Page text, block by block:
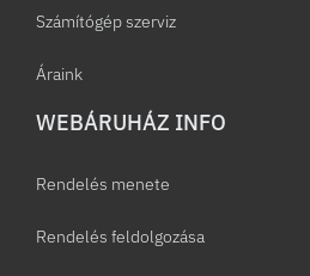
Számítógép szerviz
Áraink
WEBÁRUHÁZ INFO
Rendelés menete
Rendelés feldolgozása